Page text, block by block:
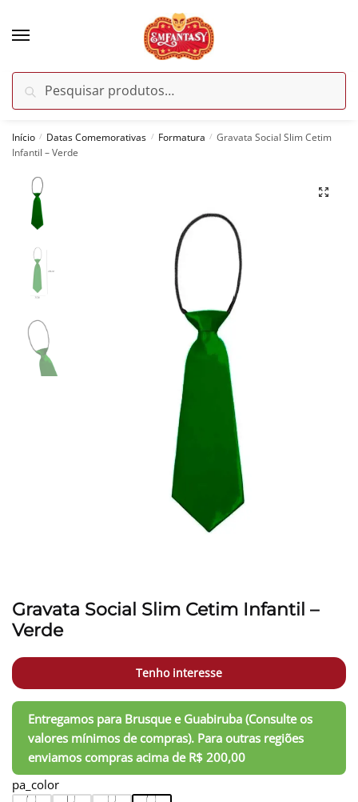
por:
Pesquisar
Início / Datas Comemorativas / Formatura / Gravata Social Slim Cetim
Infantil – Verde
Gravata Social Slim Cetim Infantil –
Verde
Tenho interesse
pa_color